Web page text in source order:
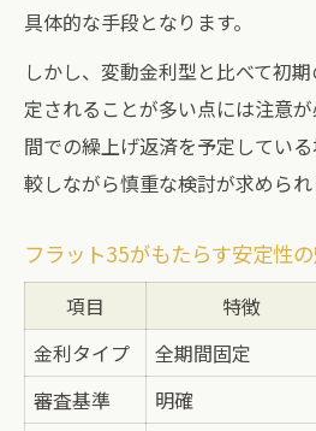
具体的な手段となります。
しかし、変動金利型と比べて初
定されることが多い点には注意
間での繰上げ返済を予定してい
較しながら慎重な検討が求められ
フラット35がもたらす安定性
項目 特徴
金利タイプ
全期間固定
審査基準
明確